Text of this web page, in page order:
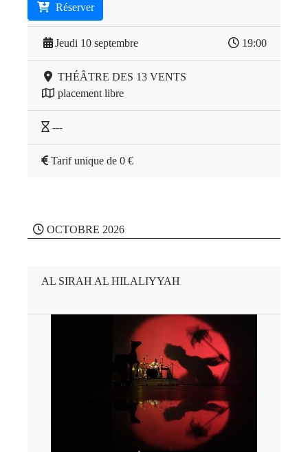
Réserver
Jeudi 10 septembre 19:00
THÉÂTRE DES 13 VENTS
placement libre
---
Tarif unique de 0 €
OCTOBRE 2026
AL SIRAH AL HILALIYYAH